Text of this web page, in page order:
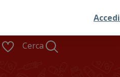
Cerca